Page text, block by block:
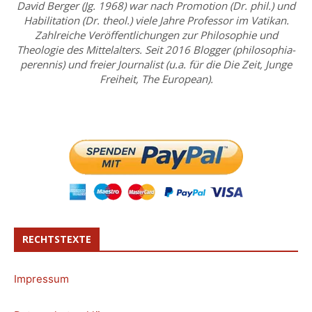
David Berger (Jg. 1968) war nach Promotion (Dr. phil.) und
Habilitation (Dr. theol.) viele Jahre Professor im Vatikan.
Zahlreiche Veröffentlichungen zur Philosophie und
Theologie des Mittelalters. Seit 2016 Blogger (philosophia-
perennis) und freier Journalist (u.a. für die Die Zeit, Junge
Freiheit, The European).
RECHTSTEXTE
Impressum